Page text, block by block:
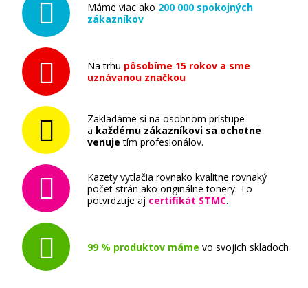
Máme viac ako 200 000 spokojných
zákazníkov
Na trhu pôsobíme 15 rokov a sme
uznávanou značkou
Zakladáme si na osobnom prístupe
a každému zákazníkovi sa ochotne
venuje tím profesionálov.
Kazety vytlačia rovnako kvalitne rovnaký
počet strán ako originálne tonery. To
potvrdzuje aj certifikát STMC.
99 % produktov máme vo svojich skladoch